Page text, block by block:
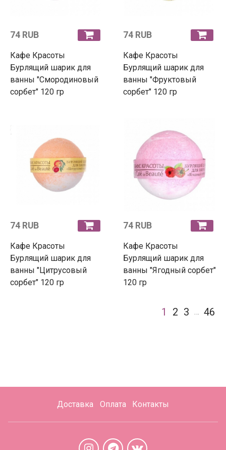
74 RUB
Кафе Красоты
Бурлящий шарик для
ванны "Смородиновый
сорбет" 120 гр
74 RUB
Кафе Красоты
Бурлящий шарик для
ванны "Фруктовый
сорбет" 120 гр
74 RUB
Кафе Красоты
Бурлящий шарик для
ванны "Цитрусовый
сорбет" 120 гр
74 RUB
Кафе Красоты
Бурлящий шарик для
ванны "Ягодный сорбет"
120 гр
1 2 3 46
Доставка Оплата Контакты